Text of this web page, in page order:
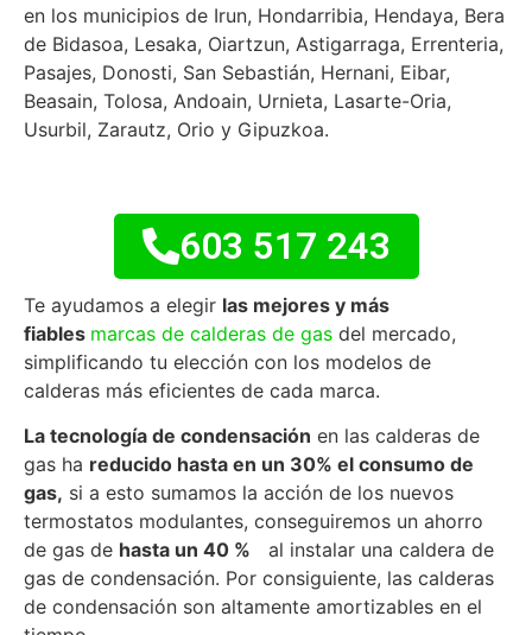
en los municipios de Irun, Hondarribia, Hendaya, Bera
de Bidasoa, Lesaka, Oiartzun, Astigarraga, Errenteria,
Pasajes, Donosti, San Sebastián, Hernani, Eibar,
Beasain, Tolosa, Andoain, Urnieta, Lasarte-Oria,
Usurbil, Zarautz, Orio y Gipuzkoa.
603 517 243
Te ayudamos a elegir las mejores y más
fiables marcas de calderas de gas del mercado,
simplificando tu elección con los modelos de
calderas más eficientes de cada marca.
La tecnología de condensación en las calderas de
gas ha reducido hasta en un 30% el consumo de
gas, si a esto sumamos la acción de los nuevos
termostatos modulantes, conseguiremos un ahorro
de gas de hasta un 40 % al instalar una caldera de
gas de condensación. Por consiguiente, las calderas
de condensación son altamente amortizables en el